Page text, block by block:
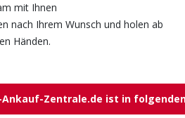
mit Ihnen
nach Ihrem Wunsch und holen ab
Händen.
Ankauf-Zentrale.de ist in